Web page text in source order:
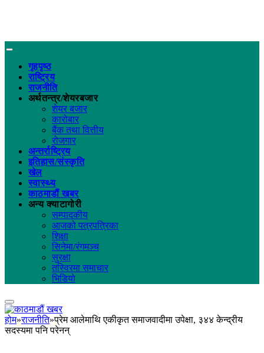
गृहपृष्ठ
राष्ट्रिय
राजनीति
अर्थतन्त्र/शेयरबजार
शेयर बजार
कारोबार
बैंक तथा वित्तीय
रोजगार
अन्तर्राष्ट्रिय
इतिहास/संस्कृति
खेल
स्वास्थ्य
काठमाडौं खबर
अन्य क्याटागोरी
सम्पादकीय
आजको पत्रपत्रिका
शिक्षा
सिनेमा/रंगमञ्च
सुरक्षा
तस्विरमा समाचार
भिडियो
होम»राजनीति»प्रेम आलेमाथि एकीकृत समाजवादीमा उपेक्षा, ३४४ केन्द्रीय
सदस्यमा पनि परेनन्